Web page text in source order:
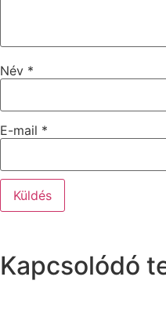
Név *
E-mail *
Kapcsolódó